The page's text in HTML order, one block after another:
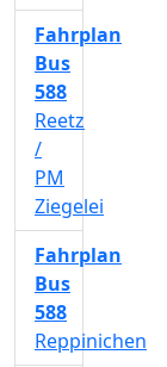
Fahrplan
Bus
588
Reetz
/
PM
Ziegelei
Fahrplan
Bus
588
Reppinichen